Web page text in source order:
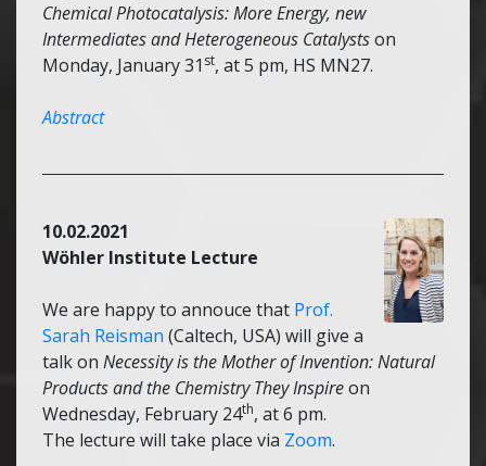
Chemical Photocatalysis: More Energy, new
Intermediates and Heterogeneous Catalystson
Monday, January 31 st, at 5 pm, HS MN27.
Abstract
10.02.2021
Wöhler Institute Lecture
We are happy to annouce that Prof.
Sarah Reisman (Caltech, USA) will give a
talk on Necessity is the Mother of Invention: Natural
Products and the Chemistry They Inspireon
Wednesday, February 24th, at 6 pm.
The lecture will take place via Zoom.